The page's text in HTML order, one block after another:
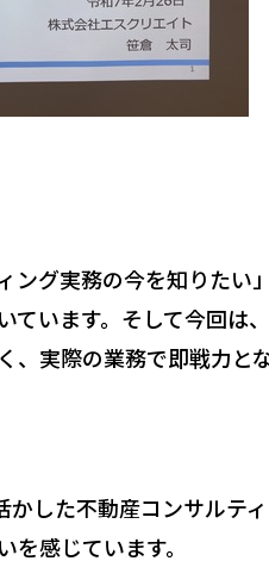
グ実務の今を知りたい
ています。そして今回は
、実際の業務で即戦力
した不動産コンサルテ
感じています。